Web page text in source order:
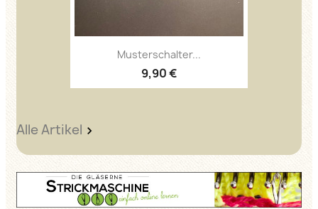
Musterschalter...
9,90 €
Alle Artikel 